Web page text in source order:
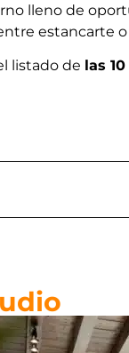
lleno de
estancarte
listado de las